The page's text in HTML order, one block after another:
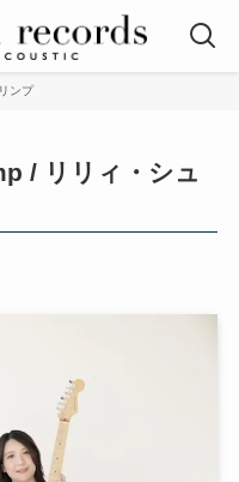
ンプ
/ リリィ・シュ